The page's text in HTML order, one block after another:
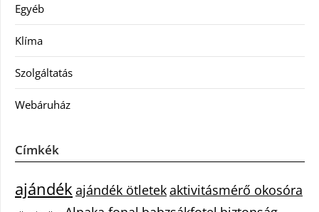
Egyéb
Klíma
Szolgáltatás
Webáruház
Címkék
ajándékajándék ötletekaktivitásmérő okosóra